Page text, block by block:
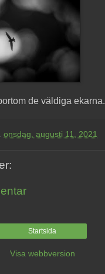
de väldiga ekarna.
onsdag, augusti 11, 2021
Startsida
Visa webbversion